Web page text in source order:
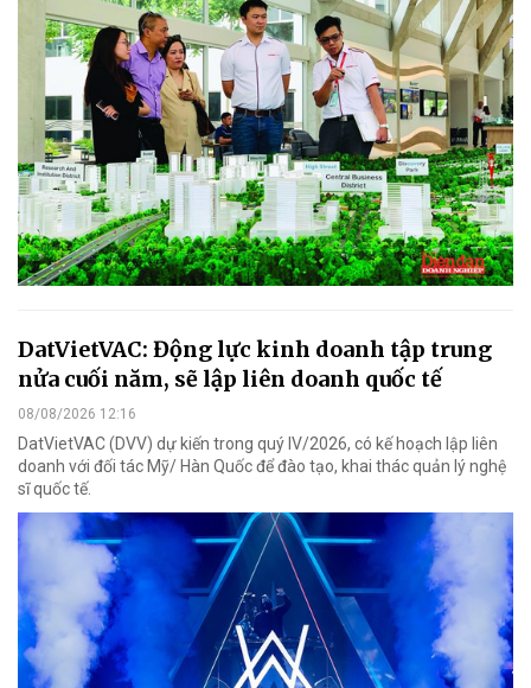
DatVietVAC: Động lực kinh doanh tập trung
nửa cuối năm, sẽ lập liên doanh quốc tế
08/08/2026 12:16
DatVietVAC (DVV) dự kiến trong quý IV/2026, có kế hoạch lập liên
doanh với đối tác Mỹ/ Hàn Quốc để đào tạo, khai thác quản lý nghệ
sĩ quốc tế.